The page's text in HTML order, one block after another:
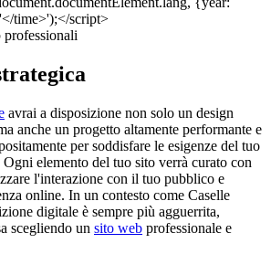
avrai a disposizione non solo un design
anche un progetto altamente performante e
per soddisfare le esigenze del tuo
elemento del tuo sito verrà curato con
l'interazione con il tuo pubblico e
online. In un contesto come Caselle
digitale è sempre più agguerrita,
scegliendo un sito web professionale e